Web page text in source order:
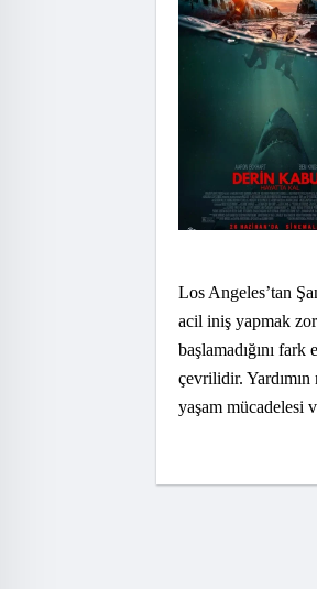
Los Angeles’tan
acil iniş yapmak
başlamadığını fark
çevrilidir.
yaşam mücadelesi